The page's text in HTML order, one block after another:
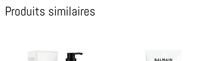
Produits similaires